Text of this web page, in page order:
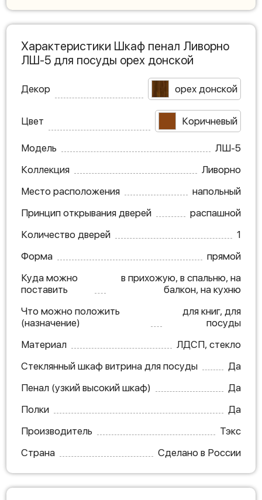
Характеристики Шкаф пенал Ливорно
ЛШ-5 для посуды орех донской
Декор орех донской
Цвет Коричневый
Модель
ЛШ-5
Коллекция
Ливорно
Место расположения
напольный
Принцип открывания дверей
распашной
Количество дверей
1
Форма
прямой
Куда можно
поставить
в прихожую, в спальню, на
балкон, на кухню
Что можно положить
(назначение)
для книг, для
посуды
Материал
ЛДСП, стекло
Стеклянный шкаф витрина для посуды
Да
Пенал (узкий высокий шкаф)
Да
Полки
Да
Производитель
Тэкс
Страна
Сделано в России